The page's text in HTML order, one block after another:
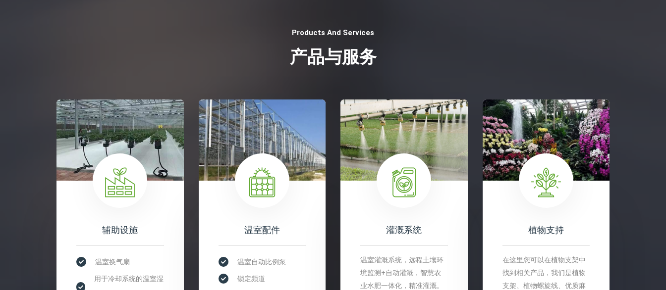
Products And Services
产品与服务
辅助设施
温室换气扇
用于冷却系统的温室湿
温室配件
温室自动比例泵
锁定频道
灌溉系统
温室灌溉系统，远程土壤环
境监测+自动灌溉，智慧农
业水肥一体化，精准灌溉。
植物支持
在这里您可以在植物支架中
找到相关产品，我们是植物
支架、植物螺旋线、优质麻